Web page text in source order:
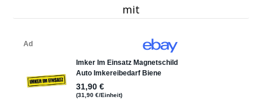
mit